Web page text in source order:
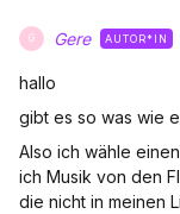
G Gere AUTOR*IN
hallo
gibt es so was wie
Also ich wähle
ich Musik von den
die nicht in meinen